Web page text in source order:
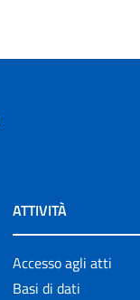
ATTIVITÀ
Accesso agli atti
Basi di dati